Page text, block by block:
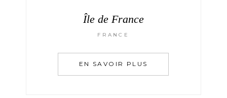
Île de France
FRANCE
EN SAVOIR PLUS